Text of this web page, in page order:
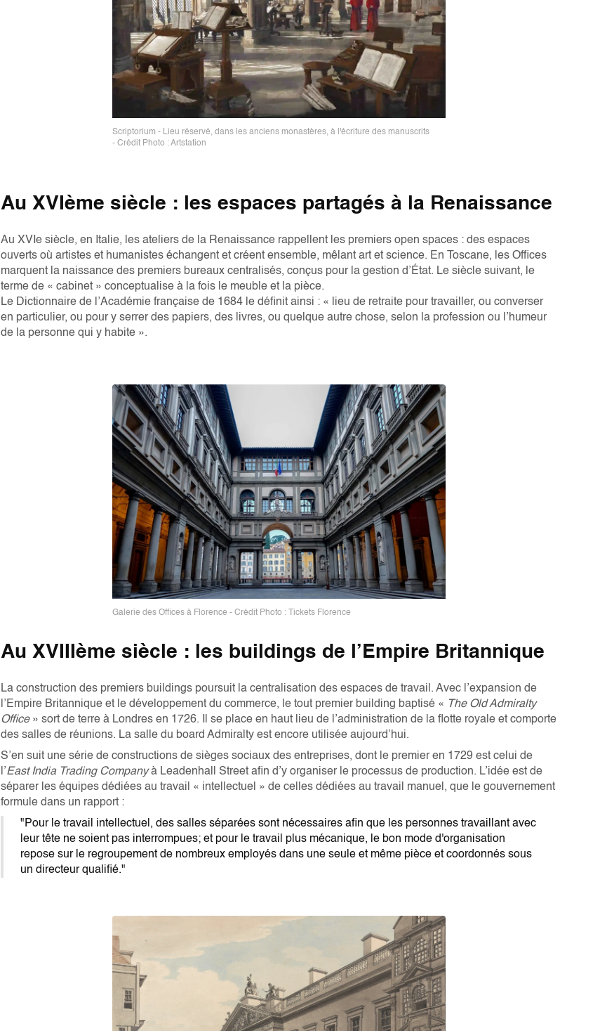
Scriptorium - Lieu réservé, dans les anciens monastères, à l'écriture des manuscrits
- Crédit Photo : Artstation
Au XVIème siècle : les espaces partagés à la Renaissance
Au XVIe siècle, en Italie, les ateliers de la Renaissance rappellent les premiers open spaces : des espaces
ouverts où artistes et humanistes échangent et créent ensemble, mêlant art et science. En Toscane, les Offices
marquent la naissance des premiers bureaux centralisés, conçus pour la gestion d’État. Le siècle suivant, le
terme de « cabinet » conceptualise à la fois le meuble et la pièce.
Le Dictionnaire de l’Académie française de 1684 le définit ainsi : « lieu de retraite pour travailler, ou converser
en particulier, ou pour y serrer des papiers, des livres, ou quelque autre chose, selon la profession ou l’humeur
de la personne qui y habite ».
Galerie des Offices à Florence - Crédit Photo : Tickets Florence
Au XVIIIème siècle : les buildings de l’Empire Britannique
La construction des premiers buildings poursuit la centralisation des espaces de travail. Avec l’expansion de
l’Empire Britannique et le développement du commerce, le tout premier building baptisé « The Old Admiralty
Office» sort de terre à Londres en 1726. Il se place en haut lieu de l’administration de la flotte royale et comporte
des salles de réunions. La salle du board Admiralty est encore utilisée aujourd’hui.
S’en suit une série de constructions de sièges sociaux des entreprises, dont le premier en 1729 est celui de
l’East India Trading Companyà Leadenhall Street afin d’y organiser le processus de production. L’idée est de
séparer les équipes dédiées au travail « intellectuel » de celles dédiées au travail manuel, que le gouvernement
formule dans un rapport :
"Pour le travail intellectuel, des salles séparées sont nécessaires afin que les personnes travaillant avec
leur tête ne soient pas interrompues; et pour le travail plus mécanique, le bon mode d'organisation
repose sur le regroupement de nombreux employés dans une seule et même pièce et coordonnés sous
un directeur qualifié."